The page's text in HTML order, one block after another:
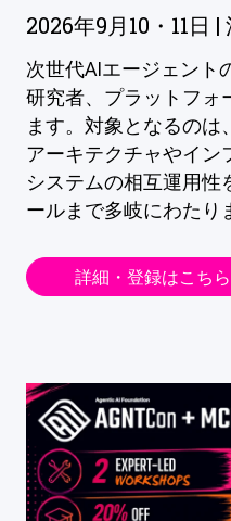
2026年9月10・11日 |
次世代AIエージェント
研究者、プラットフォ
ます。対象となるのは
アーキテクチャやイン
システムの相互運用性
ールまで多岐にわたり
詳細・登録はこちら